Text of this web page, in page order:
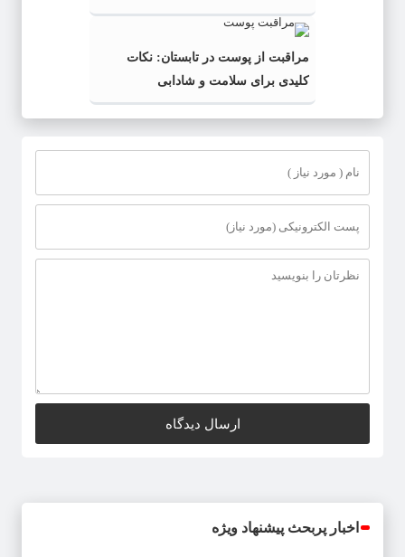
به‌صرفه‌تر است؟
مراقبت از پوست در تابستان: نکات
کلیدی برای سلامت و شادابی
اخبار پربحث پیشنهاد ویژه